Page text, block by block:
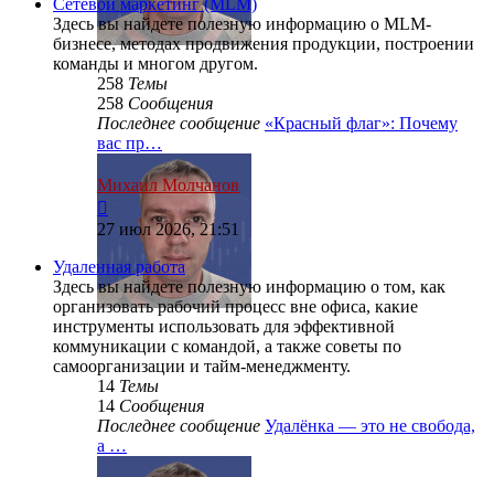
Сетевой маркетинг (MLM)
Здесь вы найдете полезную информацию о MLM-
бизнесе, методах продвижения продукции, построении
команды и многом другом.
258 Темы
258 Сообщения
Последнее сообщение «Красный флаг»: Почему
вас пр…
Михаил Молчанов
Перейти
к
последнему
сообщению
27 июл 2026, 21:51
Удаленная работа
Здесь вы найдете полезную информацию о том, как
организовать рабочий процесс вне офиса, какие
инструменты использовать для эффективной
коммуникации с командой, а также советы по
самоорганизации и тайм-менеджменту.
14 Темы
14 Сообщения
Последнее сообщение Удалёнка — это не свобода,
а …